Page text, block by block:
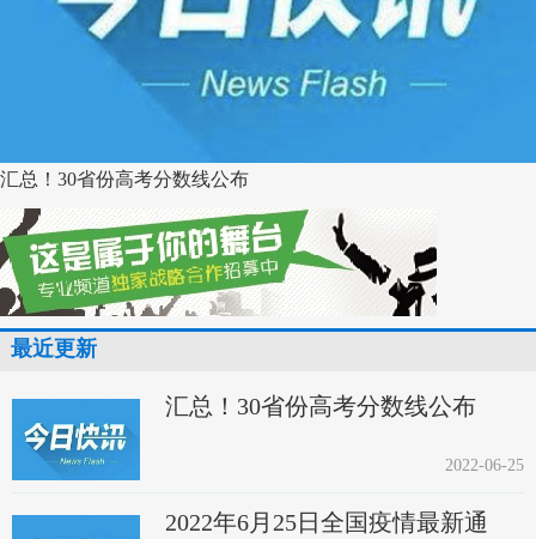
汇总！30省份高考分数线公布
最近更新
汇总！30省份高考分数线公布
2022-06-25
2022年6月25日全国疫情最新通